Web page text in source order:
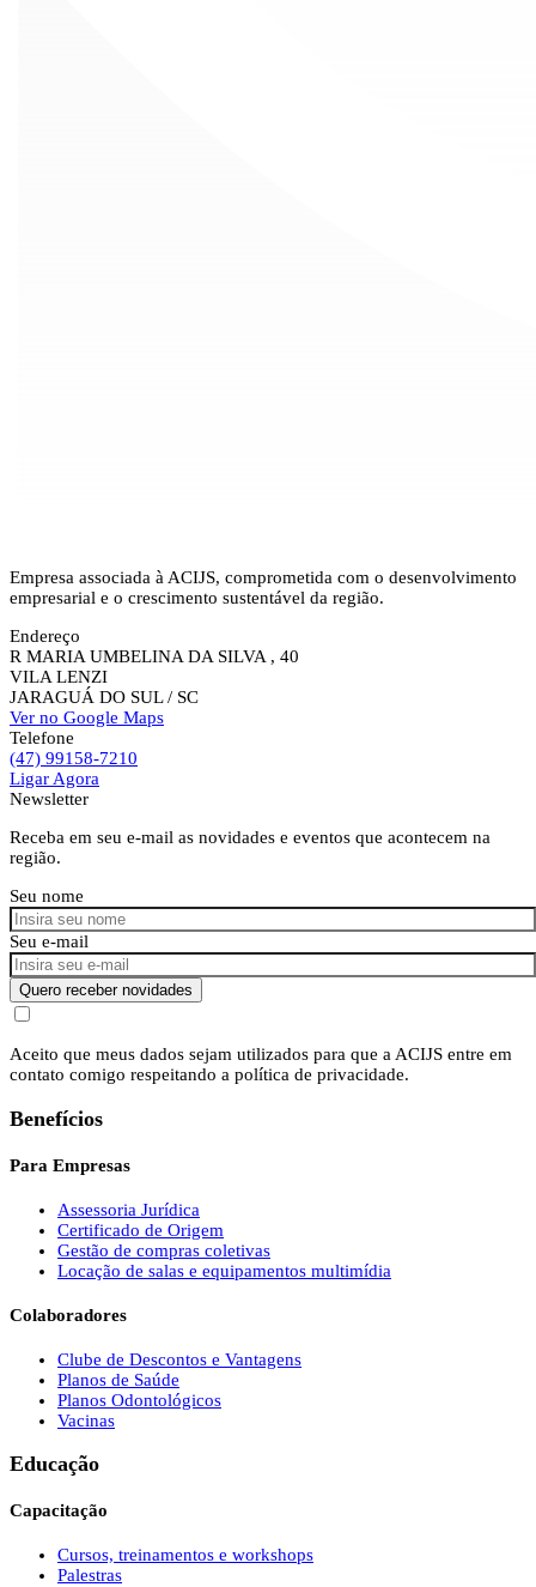
Empresa associada à ACIJS, comprometida com o desenvolvimento
empresarial e o crescimento sustentável da região.
Endereço
R MARIA UMBELINA DA SILVA , 40
VILA LENZI
JARAGUÁ DO SUL / SC
Ver no Google Maps
Telefone
(47) 99158-7210
Ligar Agora
Newsletter
Receba em seu e-mail as novidades e eventos que acontecem na
região.
Seu nome
Seu e-mail
Quero receber novidades
Aceito que meus dados sejam utilizados para que a ACIJS entre em
contato comigo respeitando a política de privacidade.
Benefícios
Para Empresas
Assessoria Jurídica
Certificado de Origem
Gestão de compras coletivas
Locação de salas e equipamentos multimídia
Colaboradores
Clube de Descontos e Vantagens
Planos de Saúde
Planos Odontológicos
Vacinas
Educação
Capacitação
Cursos, treinamentos e workshops
Palestras